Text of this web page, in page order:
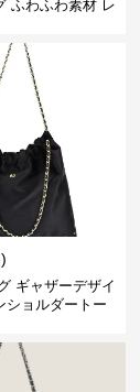
ふわふわ素材 レ
ギャザーデザイ
ショルダートー